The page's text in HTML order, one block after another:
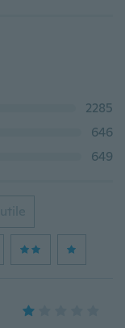
2285
646
649